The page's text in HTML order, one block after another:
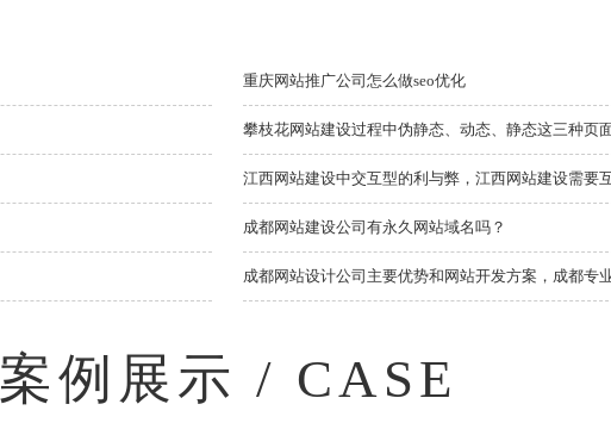
重庆网站推广公司怎么做seo优化
江西网站建设中交互型的利与弊，江西网站建设需要
成都网站建设公司有永久网站域名吗？
成都网站设计公司主要优势和网站开发方案，成都专
案例展示 / CASE